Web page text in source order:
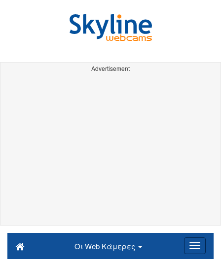
Advertisement
Οι Web Κάμερες